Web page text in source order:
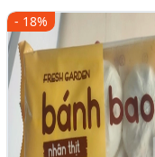
- 18%